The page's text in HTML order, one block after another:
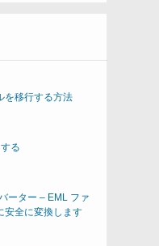
を移行する方法
る
ーター – EML ファ
安全に変換します